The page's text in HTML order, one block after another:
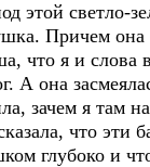
этой светло-
Причем
что я и слова
А она
зачем я там
что эти
глубоко и